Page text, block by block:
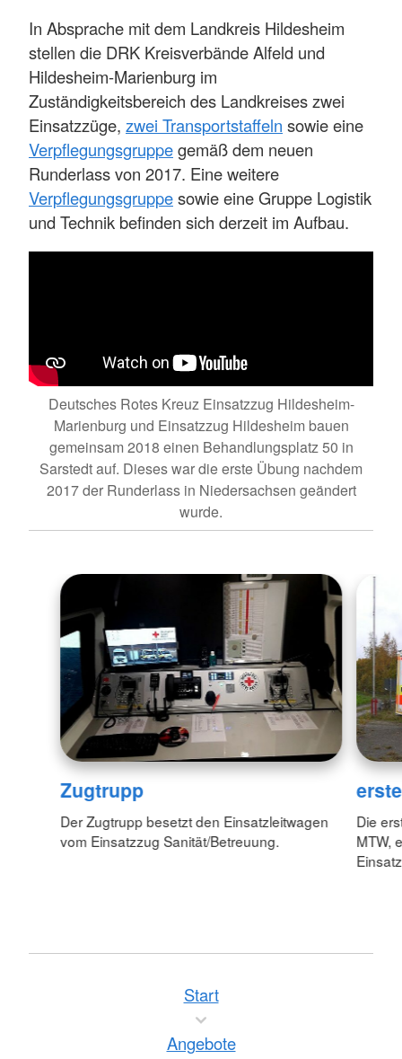
Deutsches Rotes Kreuz Einsatzzug Hildesheim-
Marienburg und Einsatzzug Hildesheim bauen
gemeinsam 2018 einen Behandlungsplatz 50 in
Sarstedt auf. Dieses war die erste Übung nachdem
2017 der Runderlass in Niedersachsen geändert
wurde.
In Absprache mit dem Landkreis Hildesheim
stellen die DRK Kreisverbände Alfeld und
Hildesheim-Marienburg im
Zuständigkeitsbereich des Landkreises zwei
Einsatzzüge, zwei Transportstaffeln sowie eine
Verpflegungsgruppegemäß dem neuen
Runderlass von 2017. Eine weitere
Verpflegungsgruppesowie eine Gruppe Logistik
und Technik befinden sich derzeit im Aufbau.
Zugtrupp
Der Zugtrupp besetzt den Einsatzleitwagen
vom Einsatzzug Sanität/Betreuung.
Die
MTW,
Start
Angebote